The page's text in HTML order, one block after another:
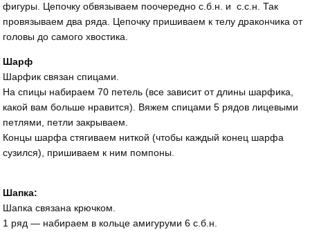
фигуры. Цепочку обвязываем поочередно с.б.н. и с.с.н. Так
провязываем два ряда. Цепочку пришиваем к телу дракончика от
головы до самого хвостика.
Шарф
Шарфик связан спицами.
На спицы набираем 70 петель (все зависит от длины шарфика,
какой вам больше нравится). Вяжем спицами 5 рядов лицевыми
петлями, петли закрываем.
Концы шарфа стягиваем ниткой (чтобы каждый конец шарфа
сузился), пришиваем к ним помпоны.
Шапка:
Шапка связана крючком.
1 ряд — набираем в кольце амигуруми 6 с.б.н.